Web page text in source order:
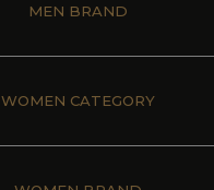
MEN BRAND
WOMEN CATEGORY